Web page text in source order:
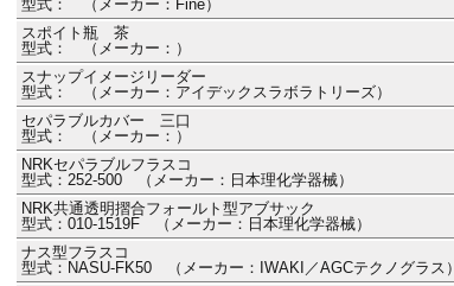
型式： （メーカー：Fine）
スポイト瓶 茶
型式： （メーカー：）
スナップイメージリーダー
型式： （メーカー：アイデックスラボラトリーズ）
セパラブルカバー 三口
型式： （メーカー：）
NRKセパラブルフラスコ
型式：252-500 （メーカー：日本理化学器械）
NRK共通透明摺合フォールト型アブサック
型式：010-1519F （メーカー：日本理化学器械）
ナス型フラスコ
型式：NASU-FK50 （メーカー：IWAKI／AGCテクノグラス）